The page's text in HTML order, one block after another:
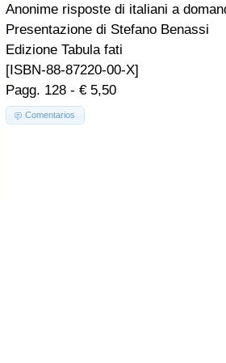
Anonime risposte di italiani a
Presentazione di Stefano Benassi
Edizione Tabula fati
[ISBN-88-87220-00-X]
Pagg. 128 - € 5,50
Comentarios